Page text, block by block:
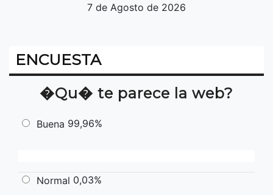
7 de Agosto de 2026
ENCUESTA
�Qu� te parece la web?
Buena 99,96%
Normal 0,03%